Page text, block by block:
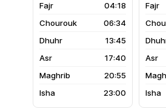
04:18
06:34
13:45
17:40
20:55
23:00